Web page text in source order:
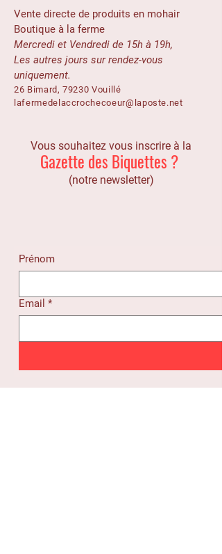
Vente directe de produits en mohair
Boutique à la ferme
Mercredi et Vendredi de 15h à 19h,
Les autres jours sur rendez-vous
uniquement.
26 Bimard, 79230 Vouillé
lafermedelaccrochecoeur@laposte.net
Vous souhaitez vous inscrire à la
Gazette des Biquettes ?
(notre newsletter)
Prénom
Email *